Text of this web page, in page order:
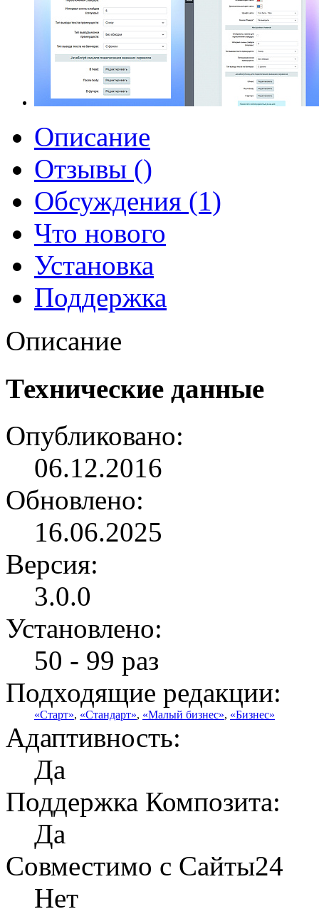
Описание
Отзывы ()
Обсуждения (1)
Что нового
Установка
Поддержка
Описание
Технические данные
Опубликовано:
06.12.2016
Обновлено:
16.06.2025
Версия:
3.0.0
Установлено:
50 - 99 раз
Подходящие редакции:
«Старт», «Стандарт», «Малый бизнес», «Бизнес»
Адаптивность:
Да
Поддержка Композита:
Да
Совместимо с Сайты24
Нет